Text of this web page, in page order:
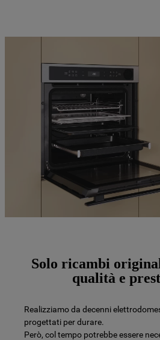
Solo ricambi
qualità e
Realizziamo da decenni
progettati per durare.
Però, col tempo potrebbe essere